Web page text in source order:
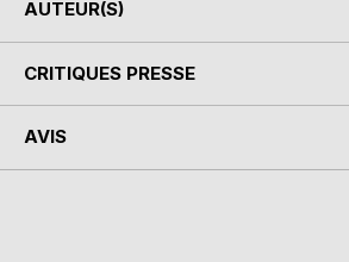
AUTEUR(S)
CRITIQUES PRESSE
AVIS